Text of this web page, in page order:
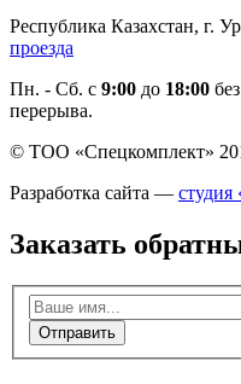
Республика Казахстан, г.
проезда
Пн. - Cб. с 9:00 до 18:00
перерыва.
© ТОО «Спецкомплект»
Разработка сайта — студия
Заказать
Отправить